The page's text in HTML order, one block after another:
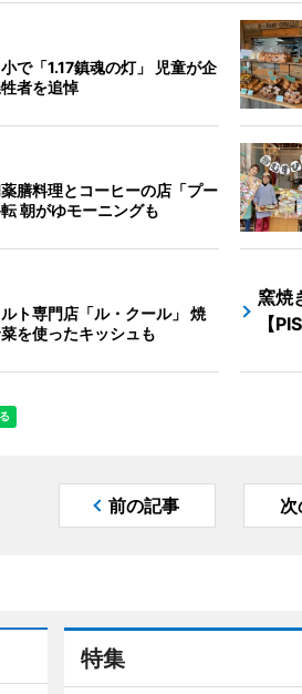
で「1.17鎮魂の灯」 児童が企
者を追悼
膳料理とコーヒーの店「プー
朝がゆモーニングも
ト専門店「ル・クール」 焼
を使ったキッシュも
窯焼
【
前の記事
特集